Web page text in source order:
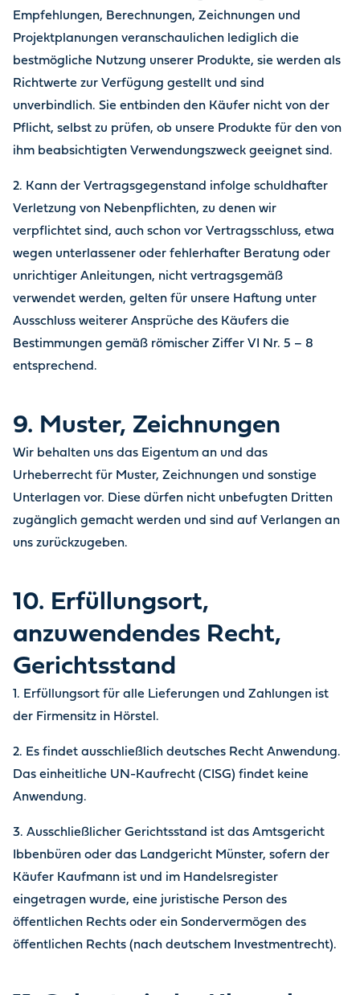
Empfehlungen, Berechnungen, Zeichnungen und
Projektplanungen veranschaulichen lediglich die
bestmögliche Nutzung unserer Produkte, sie werden als
Richtwerte zur Verfügung gestellt und sind
unverbindlich. Sie entbinden den Käufer nicht von der
Pflicht, selbst zu prüfen, ob unsere Produkte für den von
ihm beabsichtigten Verwendungszweck geeignet sind.
2. Kann der Vertragsgegenstand infolge schuldhafter
Verletzung von Nebenpflichten, zu denen wir
verpflichtet sind, auch schon vor Vertragsschluss, etwa
wegen unterlassener oder fehlerhafter Beratung oder
unrichtiger Anleitungen, nicht vertragsgemäß
verwendet werden, gelten für unsere Haftung unter
Ausschluss weiterer Ansprüche des Käufers die
Bestimmungen gemäß römischer Ziffer VI Nr. 5 – 8
entsprechend.
9. Muster, Zeichnungen
Wir behalten uns das Eigentum an und das
Urheberrecht für Muster, Zeichnungen und sonstige
Unterlagen vor. Diese dürfen nicht unbefugten Dritten
zugänglich gemacht werden und sind auf Verlangen an
uns zurückzugeben.
10. Erfüllungsort,
anzuwendendes Recht,
Gerichtsstand
1. Erfüllungsort für alle Lieferungen und Zahlungen ist
der Firmensitz in Hörstel.
2. Es findet ausschließlich deutsches Recht Anwendung.
Das einheitliche UN-Kaufrecht (CISG) findet keine
Anwendung.
3. Ausschließlicher Gerichtsstand ist das Amtsgericht
Ibbenbüren oder das Landgericht Münster, sofern der
Käufer Kaufmann ist und im Handelsregister
eingetragen wurde, eine juristische Person des
öffentlichen Rechts oder ein Sondervermögen des
öffentlichen Rechts (nach deutschem Investmentrecht).